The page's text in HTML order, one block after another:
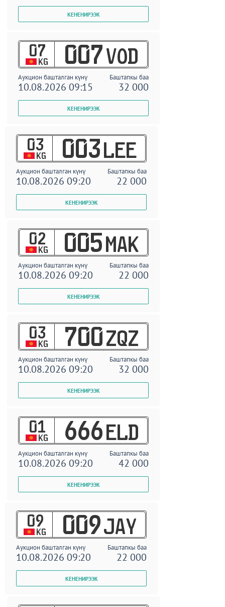
07
KG 007 VOD
Аукцион башталган күнү Баштапкы баа
10.08.2026 09:15 32 000
03
KG 003 LEE
Аукцион башталган күнү Баштапкы баа
10.08.2026 09:20 22 000
02
KG 005 MAK
Аукцион башталган күнү Баштапкы баа
10.08.2026 09:20 22 000
03
KG 700 ZQZ
Аукцион башталган күнү Баштапкы баа
10.08.2026 09:20 32 000
01
KG 666 ELD
Аукцион башталган күнү Баштапкы баа
10.08.2026 09:20 42 000
09
KG 009 JAY
Аукцион башталган күнү Баштапкы баа
10.08.2026 09:20 22 000